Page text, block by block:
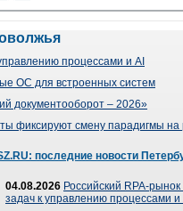
процессами и AI
ОС для встроенных систем
документооборот – 2026»
фиксируют смену парадигмы
последние новости
04.08.2026 Российский RPA-
задач к управлению процессами и